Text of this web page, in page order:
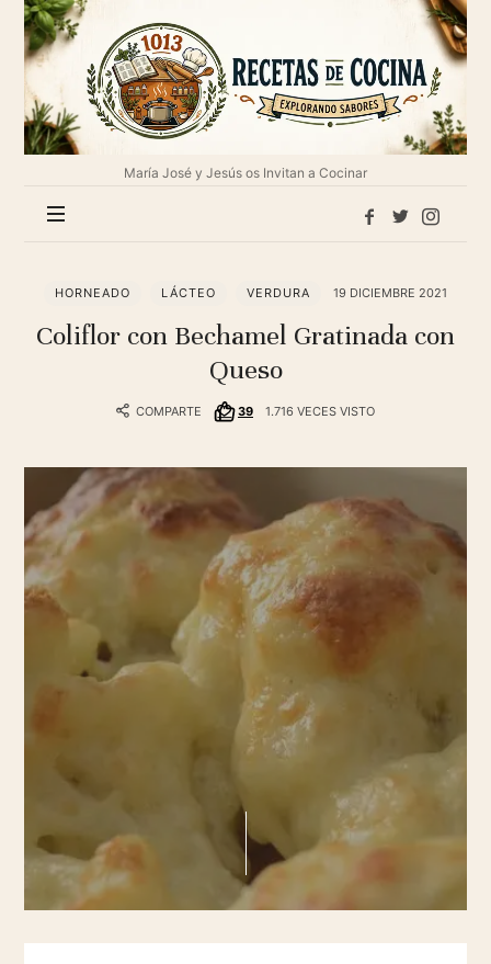
1013
Recetas
de
cocina
María José y Jesús os Invitan a Cocinar
HORNEADO LÁCTEO VERDURA 19 DICIEMBRE 2021
Coliflor con Bechamel Gratinada con
Queso
COMPARTE 39 1.716 VECES VISTO